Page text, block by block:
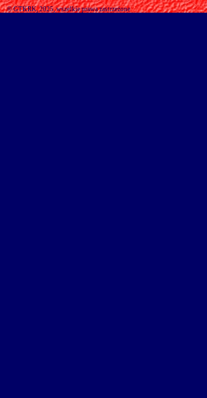
© GTKRK, 2025, wszelkie prawa zastrzeżone